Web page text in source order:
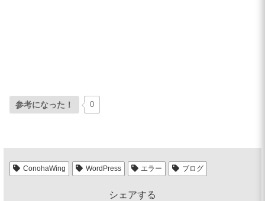
参考になった！ 0
ConohaWing WordPress エラー ブログ
シェアする